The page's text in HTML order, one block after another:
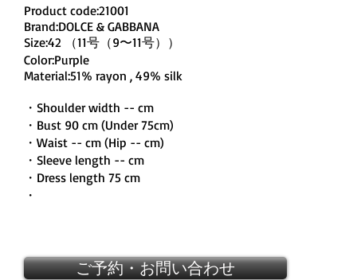
Product code:21001
Brand:DOLCE & GABBANA
Size:42 （11号（9〜11号））
Color:Purple
Material:51% rayon , 49% silk
・Shoulder width -- cm
・Bust 90 cm (Under 75cm)
・Waist -- cm (Hip -- cm)
・Sleeve length -- cm
・Dress length 75 cm
・
ご予約・お問い合わせ